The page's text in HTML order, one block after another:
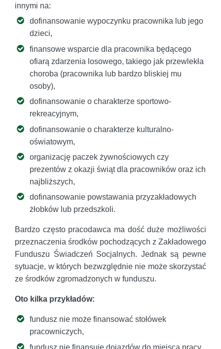
innymi na:
dofinansowanie wypoczynku pracownika lub jego
dzieci,
finansowe wsparcie dla pracownika będącego
ofiarą zdarzenia losowego, takiego jak przewlekła
choroba (pracownika lub bardzo bliskiej mu
osoby),
dofinansowanie o charakterze sportowo-
rekreacyjnym,
dofinansowanie o charakterze kulturalno-
oświatowym,
organizację paczek żywnościowych czy
prezentów z okazji świąt dla pracowników oraz ich
najbliższych,
dofinansowanie powstawania przyzakładowych
żłobków lub przedszkoli.
Bardzo często pracodawca ma dość duże możliwości
przeznaczenia środków pochodzących z Zakładowego
Funduszu Świadczeń Socjalnych. Jednak są pewne
sytuacje, w których bezwzględnie nie może skorzystać
ze środków zgromadzonych w funduszu.
Oto kilka przykładów:
fundusz nie może finansować stołówek
pracowniczych,
fundusz nie finansuje dojazdów do miejsca pracy,